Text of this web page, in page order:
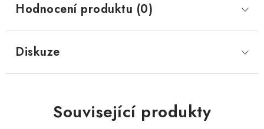
Hodnocení produktu (0)
Diskuze
Související produkty